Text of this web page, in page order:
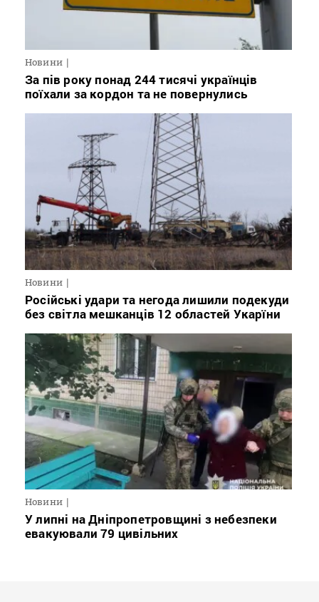
Новини
За пів року понад 244 тисячі українців
поїхали за кордон та не повернулись
Новини
Російські удари та негода лишили подекуди
без світла мешканців 12 областей Укарїни
Новини
У липні на Дніпропетровщині з небезпеки
евакуювали 79 цивільних